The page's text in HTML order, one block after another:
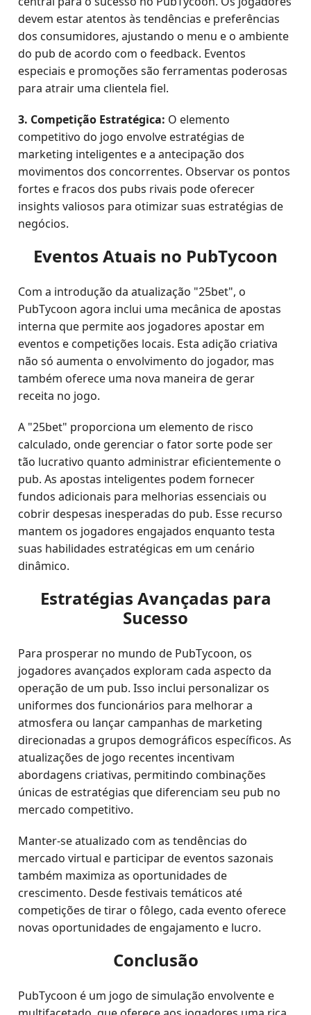
devem estar atentos às tendências e preferências
dos consumidores, ajustando o menu e o ambiente
do pub de acordo com o feedback. Eventos
especiais e promoções são ferramentas poderosas
para atrair uma clientela fiel.
3. Competição Estratégica: O elemento
competitivo do jogo envolve estratégias de
marketing inteligentes e a antecipação dos
movimentos dos concorrentes. Observar os pontos
fortes e fracos dos pubs rivais pode oferecer
insights valiosos para otimizar suas estratégias de
negócios.
Eventos Atuais no PubTycoon
Com a introdução da atualização "25bet", o
PubTycoon agora inclui uma mecânica de apostas
interna que permite aos jogadores apostar em
eventos e competições locais. Esta adição criativa
não só aumenta o envolvimento do jogador, mas
também oferece uma nova maneira de gerar
receita no jogo.
A "25bet" proporciona um elemento de risco
calculado, onde gerenciar o fator sorte pode ser
tão lucrativo quanto administrar eficientemente o
pub. As apostas inteligentes podem fornecer
fundos adicionais para melhorias essenciais ou
cobrir despesas inesperadas do pub. Esse recurso
mantem os jogadores engajados enquanto testa
suas habilidades estratégicas em um cenário
dinâmico.
Estratégias Avançadas para
Sucesso
Para prosperar no mundo de PubTycoon, os
jogadores avançados exploram cada aspecto da
operação de um pub. Isso inclui personalizar os
uniformes dos funcionários para melhorar a
atmosfera ou lançar campanhas de marketing
direcionadas a grupos demográficos específicos. As
atualizações de jogo recentes incentivam
abordagens criativas, permitindo combinações
únicas de estratégias que diferenciam seu pub no
mercado competitivo.
Manter-se atualizado com as tendências do
mercado virtual e participar de eventos sazonais
também maximiza as oportunidades de
crescimento. Desde festivais temáticos até
competições de tirar o fôlego, cada evento oferece
novas oportunidades de engajamento e lucro.
Conclusão
PubTycoon é um jogo de simulação envolvente e